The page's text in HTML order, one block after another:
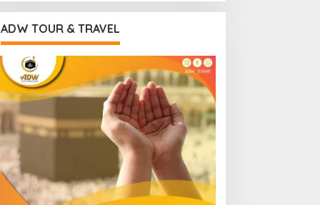
ADW TOUR & TRAVEL